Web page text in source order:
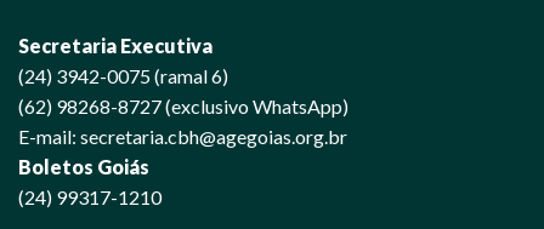
Secretaria Executiva
(24) 3942-0075 (ramal 6)
(62) 98268-8727 (exclusivo WhatsApp)
E-mail: secretaria.cbh@agegoias.org.br
Boletos Goiás
(24) 99317-1210